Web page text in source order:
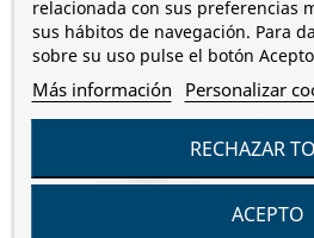
relacionada con sus preferencias
sus hábitos de navegación. Para
sobre su uso pulse el botón
Más información Personalizar
RECHAZAR
ACEPTO